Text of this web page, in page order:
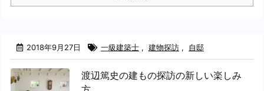
2018年9月27日 一級建築士 , 建物探訪 , 自邸
渡辺篤史の建もの探訪の新しい楽しみ